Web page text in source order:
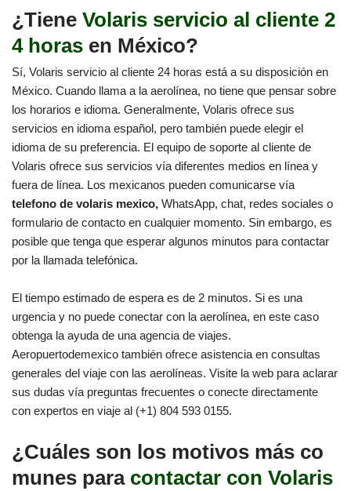
¿Tiene Volaris servicio al cliente 2
4 horas en México?
Sí, Volaris servicio al cliente 24 horas está a su disposición en
México. Cuando llama a la aerolínea, no tiene que pensar sobre
los horarios e idioma. Generalmente, Volaris ofrece sus
servicios en idioma español, pero también puede elegir el
idioma de su preferencia. El equipo de soporte al cliente de
Volaris ofrece sus servicios vía diferentes medios en línea y
fuera de línea. Los mexicanos pueden comunicarse vía
telefono de volaris mexico, WhatsApp, chat, redes sociales o
formulario de contacto en cualquier momento. Sin embargo, es
posible que tenga que esperar algunos minutos para contactar
por la llamada telefónica.
El tiempo estimado de espera es de 2 minutos. Si es una
urgencia y no puede conectar con la aerolínea, en este caso
obtenga la ayuda de una agencia de viajes.
Aeropuertodemexico también ofrece asistencia en consultas
generales del viaje con las aerolíneas. Visite la web para aclarar
sus dudas vía preguntas frecuentes o conecte directamente
con expertos en viaje al (+1) 804 593 0155.
¿Cuáles son los motivos más co
munes paracontactar con Volaris